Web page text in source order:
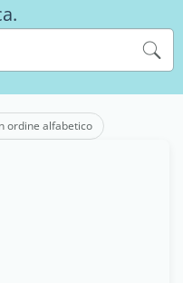
ordine alfabetico